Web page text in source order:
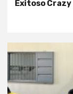
Exitoso Crazy